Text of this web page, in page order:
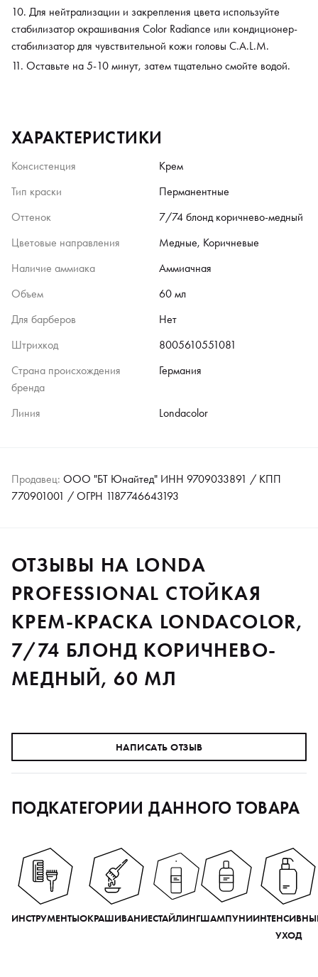
Для нейтрализации и закрепления цвета используйте
стабилизатор окрашивания Color Radiance или кондиционер-
стабилизатор для чувствительной кожи головы C.A.L.M.
Оставьте на 5-10 минут, затем тщательно смойте водой.
ХАРАКТЕРИСТИКИ
Консистенция
Крем
Тип краски
Перманентные
Оттенок
7/74 блонд коричнево-медный
Цветовые направления
Медные, Коричневые
Наличие аммиака
Аммиачная
Объем
60 мл
Для барберов
Нет
Штрихкод
8005610551081
Страна происхождения
бренда
Германия
Линия Londacolor
Продавец: ООО "БТ Юнайтед" ИНН 9709033891 / КПП
770901001 / ОГРН 1187746643193
ОТЗЫВЫ НА LONDA
PROFESSIONAL СТОЙКАЯ
КРЕМ-КРАСКА LONDACOLOR,
7/74 БЛОНД КОРИЧНЕВО-
МЕДНЫЙ, 60 МЛ
НАПИСАТЬ ОТЗЫВ
ПОДКАТЕГОРИИ ДАННОГО ТОВАРА
ИНСТРУМЕНТЫОКРАШИВАНИЕСТАЙЛИНГШАМПУНИ
УХОД